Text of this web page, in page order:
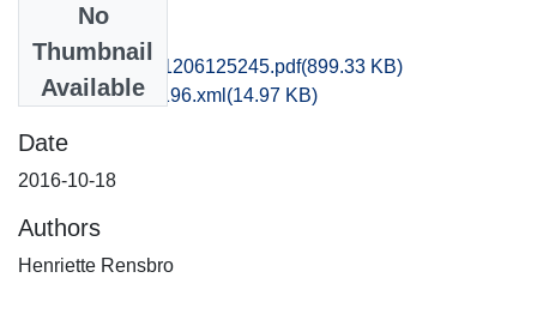
No
Thumbnail
Available
nat1kiha_20161206125245.pdf(899.33 KB)
recordxml_item_196.xml (14.97 KB)
Date
2016-10-18
Authors
Henriette Rensbro